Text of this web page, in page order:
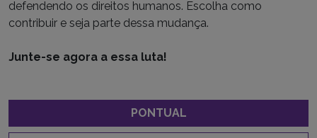
defendendo os direitos humanos. Escolha como
contribuir e seja parte dessa mudança.
Junte-se agora a essa luta!
PONTUAL